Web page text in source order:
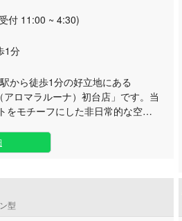
付 11:00 ~ 4:30)
1分
から徒歩1分の好立地にある
アロマラルーナ）初台店」です。当
をモチーフにした非日常的な空間
至高のアロマトリートメントをお
、心身ともに解放される贅沢なひ
ださい。極上のホスピタリティを
のご来店を心よりお待ちしており
型